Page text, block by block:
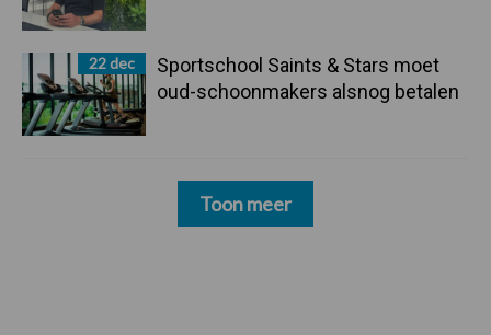
22 dec
Sportschool Saints & Stars moet
oud-schoonmakers alsnog betalen
Toon meer